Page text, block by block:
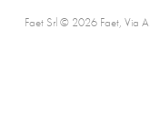
Faet Srl © 2026 Faet, Via